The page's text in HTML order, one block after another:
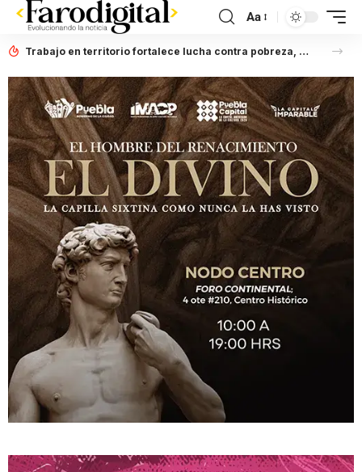
Aa
Trabajo en territorio fortalece lucha contra pobreza, afirma Laura Artemisa